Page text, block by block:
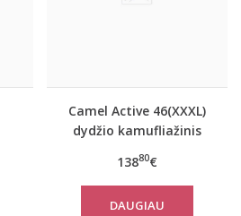
Camel Active 46(XXXL)
dydžio kamufliažinis
310780
13880€
DAUGIAU